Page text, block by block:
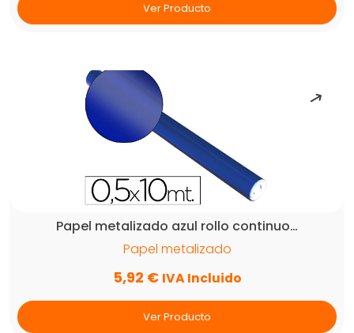
Ver Producto
Papel metalizado azul rollo continuo…
Papel metalizado
5,92 € IVA Incluido
Ver Producto